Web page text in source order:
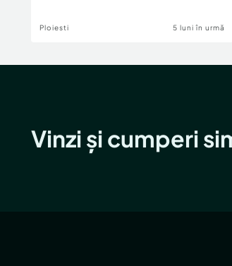
Ploiesti 5 luni în urmă
Vinzi și cumperi